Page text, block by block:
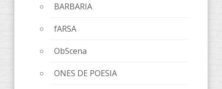
BARBARIA
fARSA
ObScena
ONES DE POESIA